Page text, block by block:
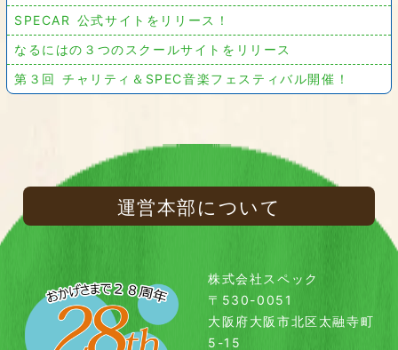
SPECAR 公式サイトをリリース！
なるにはの３つのスクールサイトをリリース
第３回 チャリティ＆SPEC音楽フェスティバル開催！
運営本部について
株式会社スペック
〒530-0051
大阪府大阪市北区太融寺町
5-15